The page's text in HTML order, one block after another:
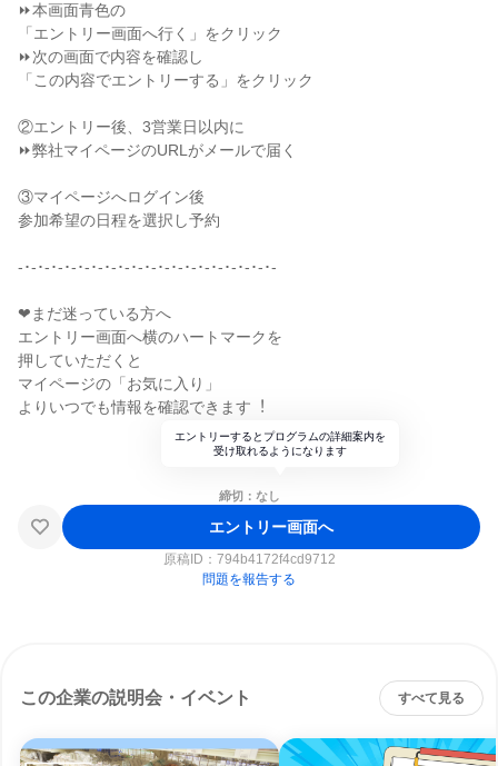
⏩本画面青色の
「エントリー画面へ行く」をクリック
⏩次の画面で内容を確認し
「この内容でエントリーする」をクリック
②エントリー後、3営業日以内に
⏩弊社マイページのURLがメールで届く
③マイページへログイン後
参加希望の日程を選択し予約
-･-･-･-･-･-･-･-･-･-･-･-･-･-･-･-･-･-･-･-
❤まだ迷っている⽅へ
エントリー画⾯へ横のハートマークを
押していただくと
マイページの「お気に⼊り」
よりいつでも情報を確認できます︕
エントリーするとプログラムの詳細案内を
受け取れるようになります
締切：なし
エントリー画面へ
原稿ID： 794b4172f4cd9712
問題を報告する
この企業の説明会・イベント すべて見る